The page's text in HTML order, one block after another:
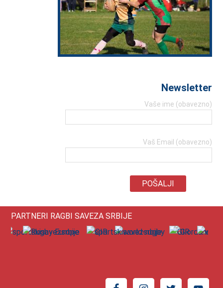
Newsletter
Vaše ime (obavezno)
Vaš Email (obavezno)
PARTNERI RAGBI SAVEZA SRBIJE